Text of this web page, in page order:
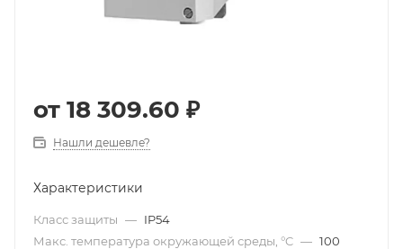
от 18 309.60 ₽
Нашли дешевле?
Характеристики
Класс защиты — IP54
Макс. температура окружающей среды, °C — 100